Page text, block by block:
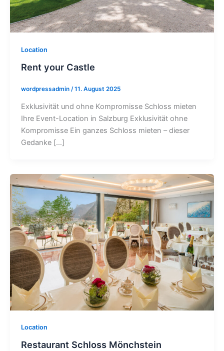
Location
Rent your Castle
wordpressadmin /11. August 2025
Exklusivität und ohne Kompromisse Schloss mieten
Ihre Event-Location in Salzburg Exklusivität ohne
Kompromisse Ein ganzes Schloss mieten – dieser
Gedanke […]
Location
Restaurant Schloss Mönchstein